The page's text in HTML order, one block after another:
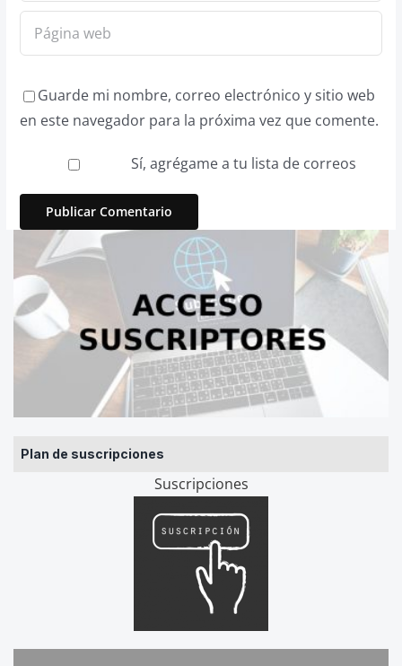
Plan de suscripciones
Suscripciones
Guarde mi nombre, correo electrónico y sitio web
en este navegador para la próxima vez que comente.
Sí, agrégame a tu lista de correos